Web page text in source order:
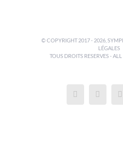
© COPYRIGHT 2017 - 2026,
LÉGALES
TOUS DROITS RESERVES -